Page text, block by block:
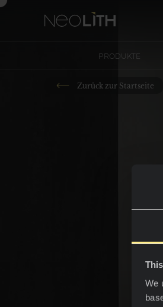
We
PRODUKTE
Zurück zur Startseite